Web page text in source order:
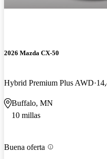
2026 Mazda CX-50
Hybrid Premium Plus AWD
Buffalo, MN
10 millas
Buena oferta